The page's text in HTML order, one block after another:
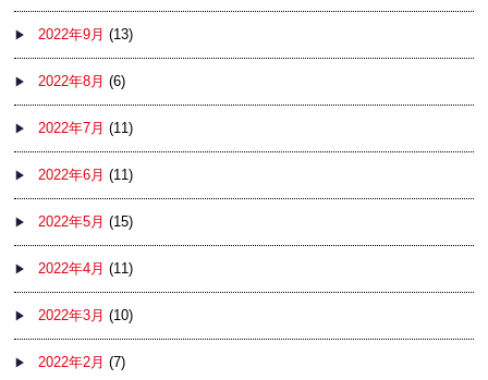
2022年9月 (13)
2022年8月 (6)
2022年7月 (11)
2022年6月 (11)
2022年5月 (15)
2022年4月 (11)
2022年3月 (10)
2022年2月 (7)